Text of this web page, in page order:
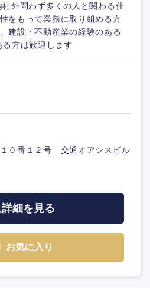
社外問わず多くの人と関わる仕
をもって業務に取り組める方
建設・不動産業の経験のある
方は歓迎します
０番１２号 交通オアシスビル
細を見る
お気に入り